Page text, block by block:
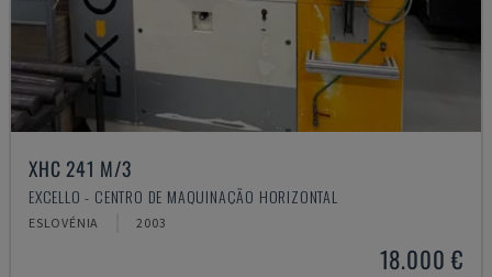
XHC 241 M/3
EXCELLO - CENTRO DE MAQUINAÇÃO HORIZONTAL
ESLOVÉNIA 2003
18.000 €